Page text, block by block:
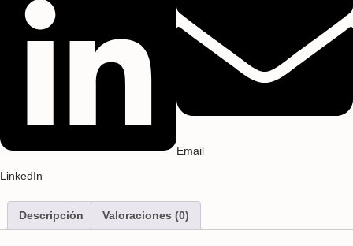
LinkedIn
Email
Descripción Valoraciones (0)